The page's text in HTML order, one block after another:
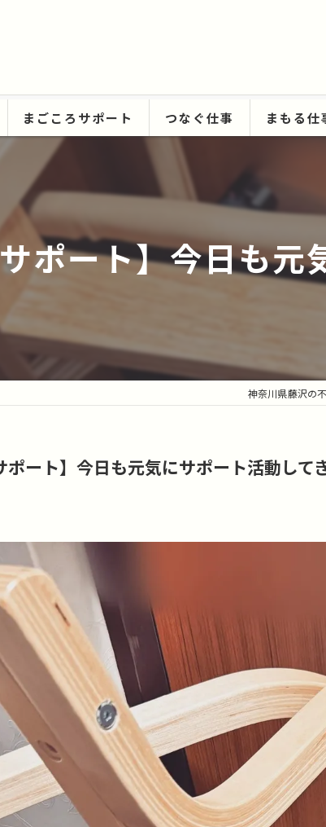
まごころサポート つなぐ仕事 まもる仕
サポート】今日も
神奈川県藤沢の
ポート】今日も元気にサポート活動して